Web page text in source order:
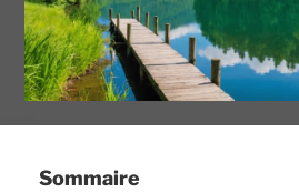
Sommaire